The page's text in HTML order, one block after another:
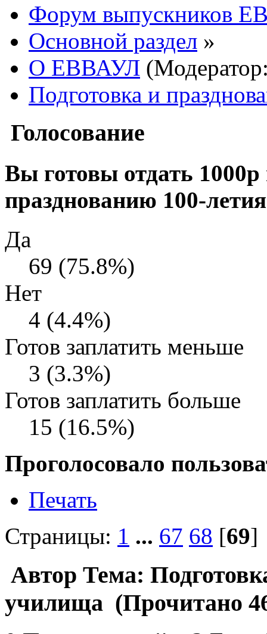
Форум выпускников
Основной раздел »
О ЕВВАУЛ
Подготовка и
Голосование
Вы готовы отдать 1000р
празднованию 100-
Да
69 (75.8%)
Нет
4 (4.4%)
Готов заплатить меньше
3 (3.3%)
Готов заплатить больше
15 (16.5%)
Проголосовало
Печать
Страницы: 1 ... 67 68 [69
Автор Тема:
училища (Прочитано